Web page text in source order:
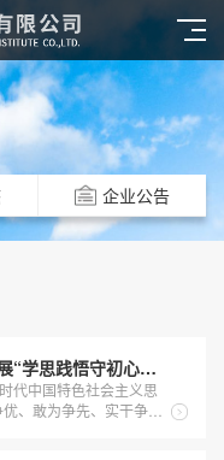
企业公告
轻纺设计院第一党支部开展“学思践悟守初心， 砥砺奋进新征程”主题党日活动
代中国特色社会主义思
、敢为争先、实干争